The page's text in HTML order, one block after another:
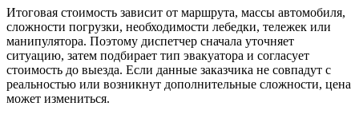
Итоговая стоимость зависит от маршрута, массы автомобиля,
сложности погрузки, необходимости лебедки, тележек или
манипулятора. Поэтому диспетчер сначала уточняет
ситуацию, затем подбирает тип эвакуатора и согласует
стоимость до выезда. Если данные заказчика не совпадут с
реальностью или возникнут дополнительные сложности, цена
может измениться.